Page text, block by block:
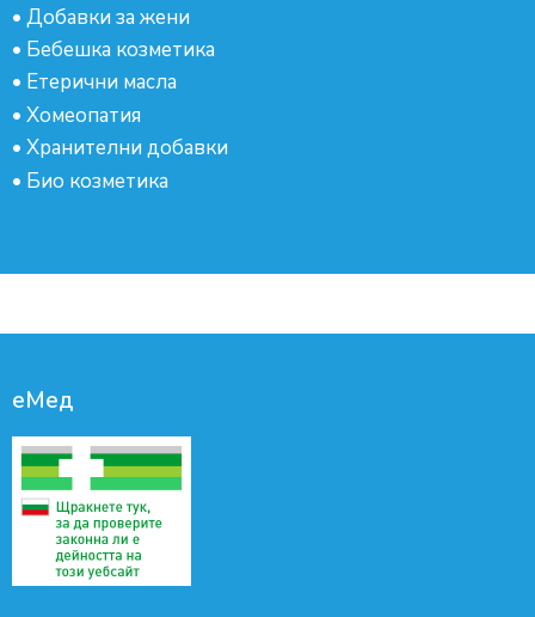
• Добавки за жени
• Бебешка козметика
• Етерични масла
• Хомеопатия
• Хранителни добавки
• Био козметика
еМед